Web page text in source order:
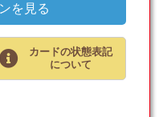
を見る
カードの状態表記
について